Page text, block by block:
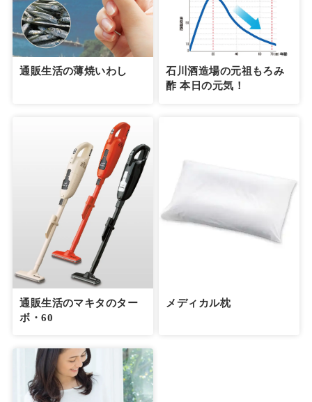
通販生活の薄焼いわし
石川酒造場の元祖もろみ
酢 本日の元気！
通販生活のマキタのター
ボ・60
メディカル枕